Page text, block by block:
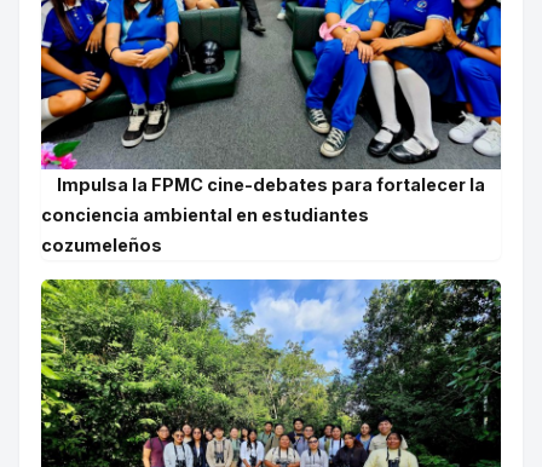
Impulsa la FPMC cine-debates para fortalecer la
conciencia ambiental en estudiantes
cozumeleños